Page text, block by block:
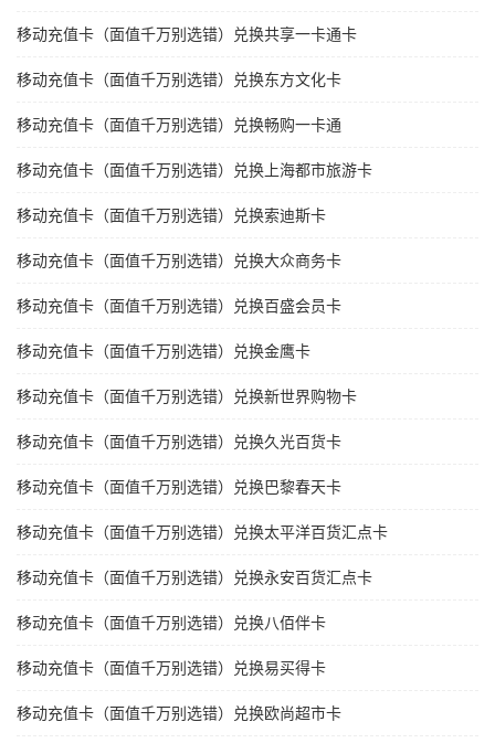
移动充值卡（面值千万别选错）兑换共享一卡通卡
移动充值卡（面值千万别选错）兑换东方文化卡
移动充值卡（面值千万别选错）兑换畅购一卡通
移动充值卡（面值千万别选错）兑换上海都市旅游卡
移动充值卡（面值千万别选错）兑换索迪斯卡
移动充值卡（面值千万别选错）兑换大众商务卡
移动充值卡（面值千万别选错）兑换百盛会员卡
移动充值卡（面值千万别选错）兑换金鹰卡
移动充值卡（面值千万别选错）兑换新世界购物卡
移动充值卡（面值千万别选错）兑换久光百货卡
移动充值卡（面值千万别选错）兑换巴黎春天卡
移动充值卡（面值千万别选错）兑换太平洋百货汇点卡
移动充值卡（面值千万别选错）兑换永安百货汇点卡
移动充值卡（面值千万别选错）兑换八佰伴卡
移动充值卡（面值千万别选错）兑换易买得卡
移动充值卡（面值千万别选错）兑换欧尚超市卡